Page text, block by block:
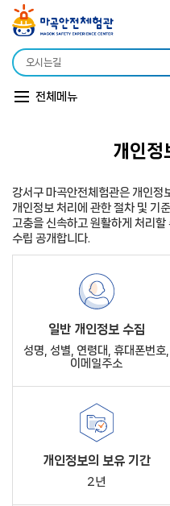
전체메뉴
개인정
강서구 마곡안전체험관은 개인정
개인정보 처리에 관한 절차 및 기
고충을 신속하고 원활하게 처리
수립 공개합니다.
일반 개인정보 수집
성명, 성별, 연령대, 휴대폰번호,
이메일주소
개인정보의 보유 기간
2년